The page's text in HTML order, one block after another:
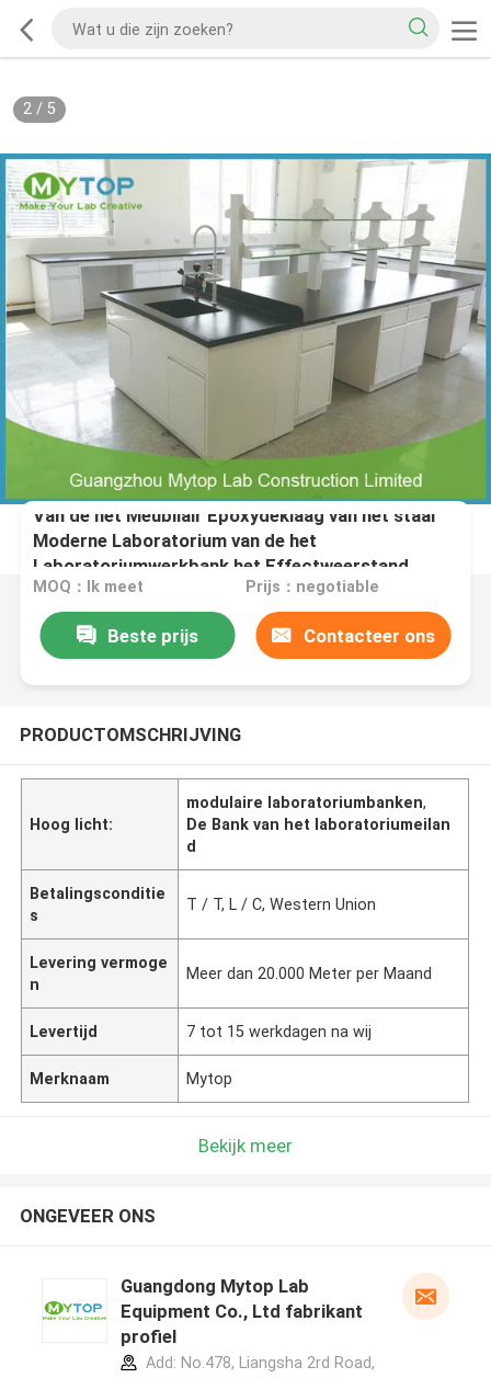
2/ 5
Van de het Meubilair Epoxydeklaag van het staal
Moderne Laboratorium van de het
Laboratoriumwerkbank het Effectweerstand
MOQ：Ik meet Prijs：negotiable
Beste prijs Contacteer ons
PRODUCTOMSCHRIJVING
Hoog licht:
modulaire laboratoriumbanken,
De Bank van het laboratoriumeilan
d
Betalingsconditie
s
T / T, L / C, Western Union
Levering vermoge
n
Meer dan 20.000 Meter per Maand
Levertijd 7 tot 15 werkdagen na wij
Merknaam Mytop
Bekijk meer
ONGEVEER ONS
Guangdong Mytop Lab
Equipment Co., Ltd fabrikant
profiel
Add: No.478, Liangsha 2rd Road,